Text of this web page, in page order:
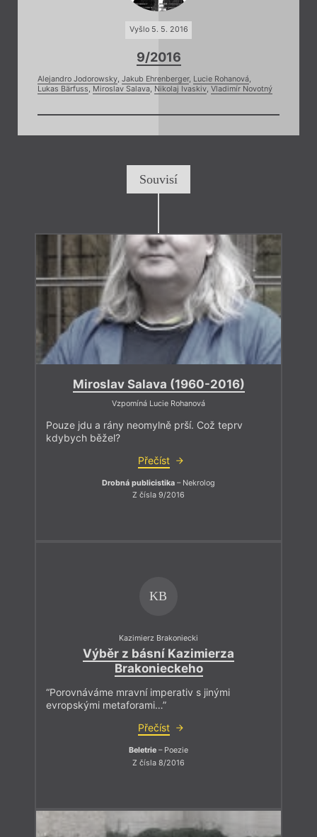
Vyšlo 5. 5. 2016
9/2016
Alejandro Jodorowsky, Jakub Ehrenberger, Lucie Rohanová,
Lukas Bärfuss, Miroslav Salava, Nikolaj Ivaskiv, Vladimír Novotný
Souvisí
Miroslav Salava (1960-2016)
Vzpomíná Lucie Rohanová
Pouze jdu a rány neomylně prší. Což teprv
kdybych běžel?
Přečíst
Drobná publicistika – Nekrolog
Z čísla 9/2016
KB
Kazimierz Brakoniecki
Výběr z básní Kazimierza
Brakonieckeho
“Porovnáváme mravní imperativ s jinými
evropskými metaforami…”
Přečíst
Beletrie – Poezie
Z čísla 8/2016